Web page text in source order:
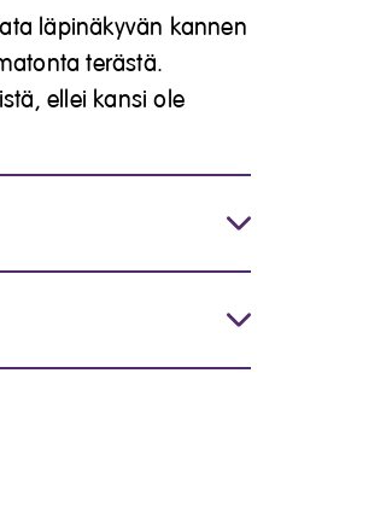
läpinäkyvän kannen
terästä.
ellei kansi ole